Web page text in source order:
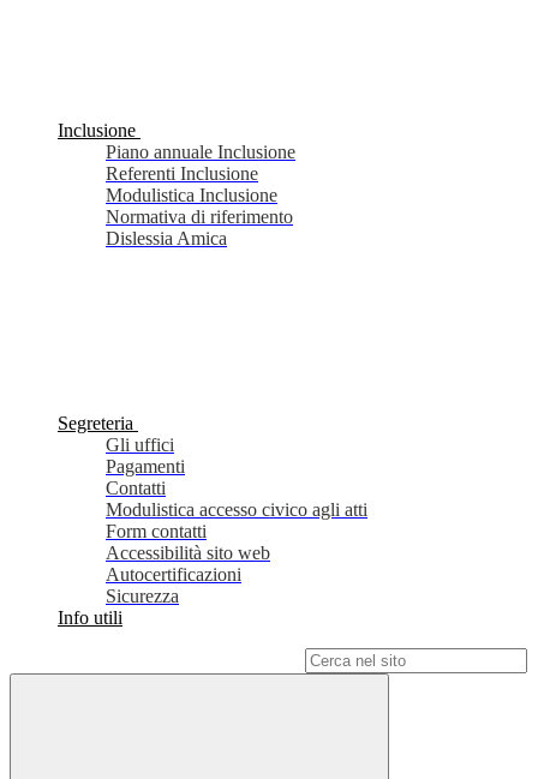
Inclusione
Piano annuale Inclusione
Referenti Inclusione
Modulistica Inclusione
Normativa di riferimento
Dislessia Amica
Segreteria
Gli uffici
Pagamenti
Contatti
Modulistica accesso civico agli atti
Form contatti
Accessibilità sito web
Autocertificazioni
Sicurezza
Info utili